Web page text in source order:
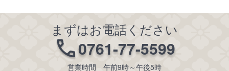
まずはお電話ください
0761-77-5599
営業時間 午前9時～午後5時